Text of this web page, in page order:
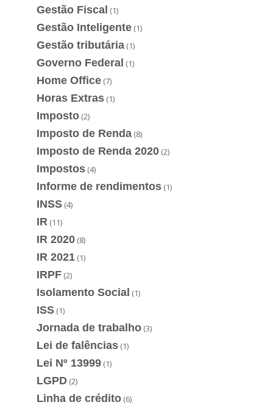
Gestão Fiscal (1)
Gestão Inteligente (1)
Gestão tributária (1)
Governo Federal (1)
Home Office (7)
Horas Extras (1)
Imposto (2)
Imposto de Renda (8)
Imposto de Renda 2020 (2)
Impostos (4)
Informe de rendimentos (1)
INSS (4)
IR (11)
IR 2020 (8)
IR 2021 (1)
IRPF (2)
Isolamento Social (1)
ISS (1)
Jornada de trabalho (3)
Lei de falências (1)
Lei Nº 13999 (1)
LGPD (2)
Linha de crédito (6)